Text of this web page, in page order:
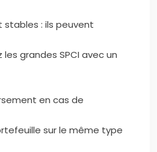
: ils peuvent
grandes SPCI avec un
en cas de
sur le même type